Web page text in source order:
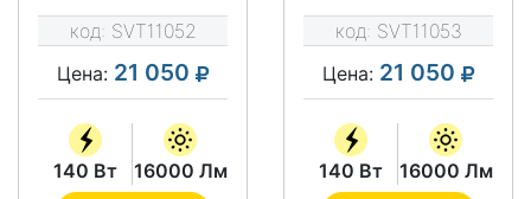
58
код: SVT11052
Цена: 21 050
140 Вт
16000 Лм
30X120
код: SVT11053
Цена: 21 050
140 Вт
16000 Лм